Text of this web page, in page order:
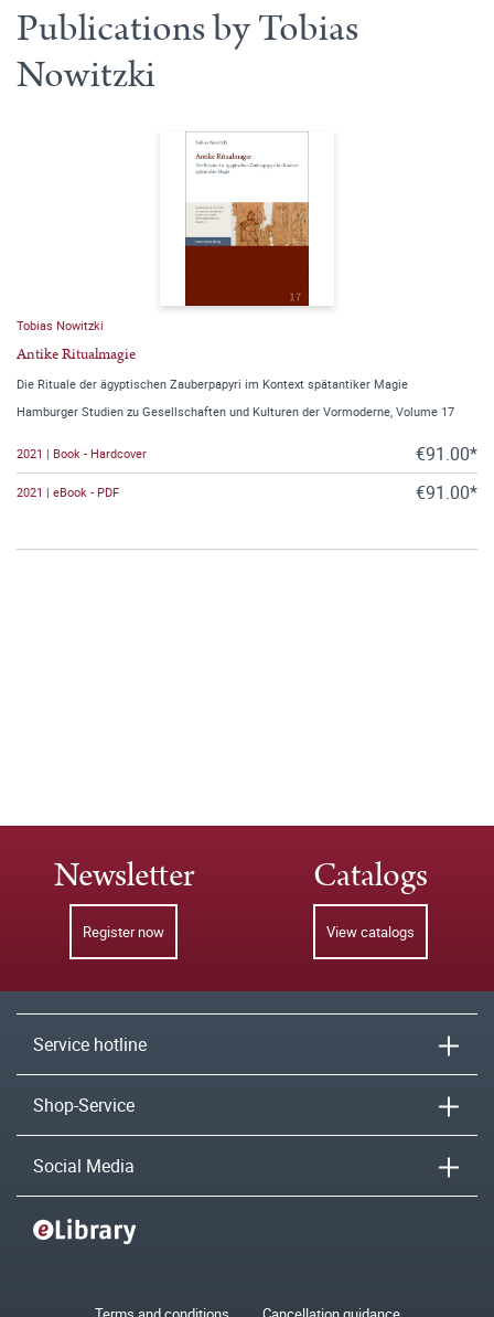
Publications by Tobias
Nowitzki
Tobias Nowitzki
Antike Ritualmagie
Die Rituale der ägyptischen Zauberpapyri im Kontext spätantiker Magie
Hamburger Studien zu Gesellschaften und Kulturen der Vormoderne, Volume 17
2021 | Book - Hardcover €91.00*
2021 | eBook - PDF €91.00*
Newsletter
Register now
Catalogs
View catalogs
Service hotline
Shop-Service
Social Media